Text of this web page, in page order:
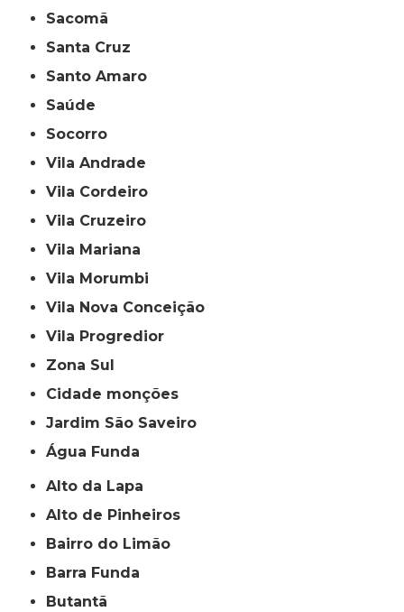
Sacomã
Santa Cruz
Santo Amaro
Saúde
Socorro
Vila Andrade
Vila Cordeiro
Vila Cruzeiro
Vila Mariana
Vila Morumbi
Vila Nova Conceição
Vila Progredior
Zona Sul
cidade monções
jardim São Saveiro
Água Funda
Alto da Lapa
Alto de Pinheiros
Bairro do Limão
Barra Funda
Butantã